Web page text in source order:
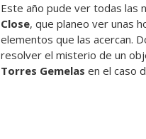
Este año pude ver todas las
Close, que planeo ver unas
elementos que las acercan.
resolver el misterio de un
Torres Gemelas en el caso